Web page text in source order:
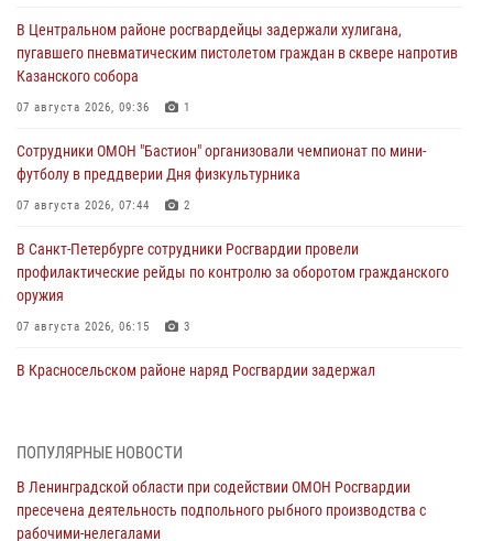
В Центральном районе росгвардейцы задержали хулигана,
пугавшего пневматическим пистолетом граждан в сквере напротив
Казанского собора
07 августа 2026, 09:36 1
Сотрудники ОМОН "Бастион" организовали чемпионат по мини-
футболу в преддверии Дня физкультурника
07 августа 2026, 07:44 2
В Санкт-Петербурге сотрудники Росгвардии провели
профилактические рейды по контролю за оборотом гражданского
оружия
07 августа 2026, 06:15 3
В Красносельском районе наряд Росгвардии задержал
06 августа 2026, 13:39 1
В Центральном районе росгвардейцы оперативно задержали
хулигана, стрелявшего из пускового устройства рядом с жилыми
домами
ПОПУЛЯРНЫЕ НОВОСТИ
В Ленинградской области при содействии ОМОН Росгвардии
пресечена деятельность подпольного рыбного производства с
рабочими-нелегалами